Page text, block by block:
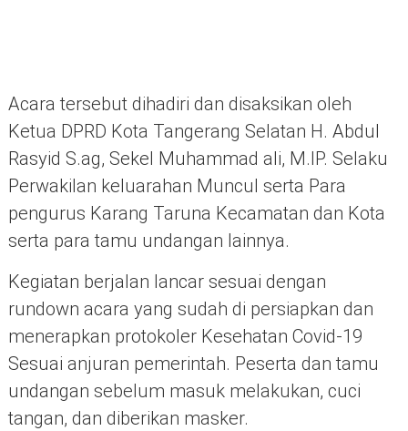
Acara tersebut dihadiri dan disaksikan oleh
Ketua DPRD Kota Tangerang Selatan H. Abdul
Rasyid S.ag, Sekel Muhammad ali, M.IP. Selaku
Perwakilan keluarahan Muncul serta Para
pengurus Karang Taruna Kecamatan dan Kota
serta para tamu undangan lainnya.
Kegiatan berjalan lancar sesuai dengan
rundown acara yang sudah di persiapkan dan
menerapkan protokoler Kesehatan Covid-19
Sesuai anjuran pemerintah. Peserta dan tamu
undangan sebelum masuk melakukan, cuci
tangan, dan diberikan masker.